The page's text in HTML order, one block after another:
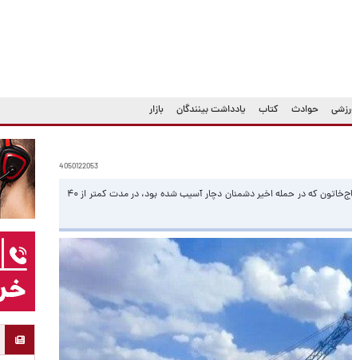
حوادث کتاب یادداشت بینندگان بازار
4050122053
معاون هماهنگی امور عمرانی استانداری قم: پل هفت‌دهانه راه‌آهن قم در پشت روستای تاج‌خاتون که در حمله اخیر دشمنان دچار آسیب شده بود، در مدت کمتر از ۴۰